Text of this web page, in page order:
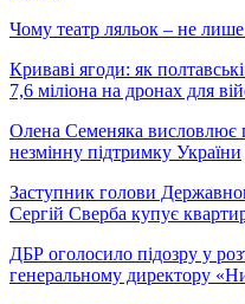
Чому театр ляльок – не лише
Криваві ягоди: як
7,6 міліона на дронах для
Олена Семеняка висловлює
незмінну підтримку України
Заступник голови
Сергій Сверба купує
ДБР оголосило підозру у
генеральному директору